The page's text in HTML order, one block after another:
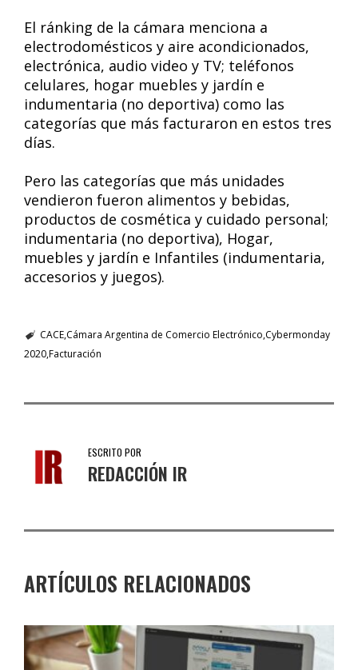
El ránking de la cámara menciona a
electrodomésticos y aire acondicionados,
electrónica, audio video y TV; teléfonos
celulares, hogar muebles y jardín e
indumentaria (no deportiva) como las
categorías que más facturaron en estos tres
días.
Pero las categorías que más unidades
vendieron fueron alimentos y bebidas,
productos de cosmética y cuidado personal;
indumentaria (no deportiva), Hogar,
muebles y jardín e Infantiles (indumentaria,
accesorios y juegos).
CACECámara Argentina de Comercio Electrónico Cybermonday
2020Facturación
ESCRITO POR
REDACCIÓN IR
ARTÍCULOS RELACIONADOS